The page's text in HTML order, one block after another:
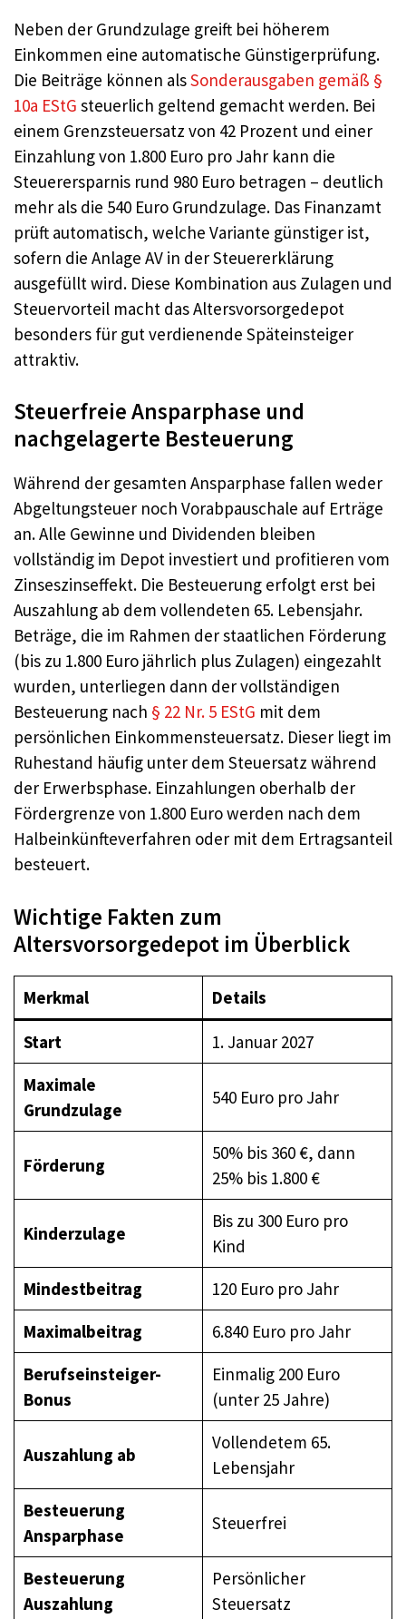
Neben der Grundzulage greift bei höherem
Einkommen eine automatische Günstigerprüfung.
Die Beiträge können alsSonderausgaben gemäß §
10a EStG steuerlich geltend gemacht werden. Bei
einem Grenzsteuersatz von 42 Prozent und einer
Einzahlung von 1.800 Euro pro Jahr kann die
Steuerersparnis rund 980 Euro betragen – deutlich
mehr als die 540 Euro Grundzulage. Das Finanzamt
prüft automatisch, welche Variante günstiger ist,
sofern die Anlage AV in der Steuererklärung
ausgefüllt wird. Diese Kombination aus Zulagen und
Steuervorteil macht das Altersvorsorgedepot
besonders für gut verdienende Späteinsteiger
attraktiv.
Steuerfreie Ansparphase und
nachgelagerte Besteuerung
Während der gesamten Ansparphase fallen weder
Abgeltungsteuer noch Vorabpauschale auf Erträge
an. Alle Gewinne und Dividenden bleiben
vollständig im Depot investiert und profitieren vom
Zinseszinseffekt. Die Besteuerung erfolgt erst bei
Auszahlung ab dem vollendeten 65. Lebensjahr.
Beträge, die im Rahmen der staatlichen Förderung
(bis zu 1.800 Euro jährlich plus Zulagen) eingezahlt
wurden, unterliegen dann der vollständigen
Besteuerung nach § 22 Nr. 5 EStG mit dem
persönlichen Einkommensteuersatz. Dieser liegt im
Ruhestand häufig unter dem Steuersatz während
der Erwerbsphase. Einzahlungen oberhalb der
Fördergrenze von 1.800 Euro werden nach dem
Halbeinkünfteverfahren oder mit dem Ertragsanteil
besteuert.
Wichtige Fakten zum
Altersvorsorgedepot im Überblick
Merkmal Details
Start
1. Januar 2027
Maximale
Grundzulage
540 Euro pro Jahr
Förderung
50% bis 360 €, dann
25% bis 1.800 €
Kinderzulage
Bis zu 300 Euro pro
Kind
Mindestbeitrag
120 Euro pro Jahr
Maximalbeitrag
6.840 Euro pro Jahr
Berufseinsteiger-
Bonus
Einmalig 200 Euro
(unter 25 Jahre)
Auszahlung ab
Vollendetem 65.
Lebensjahr
Besteuerung
Ansparphase
Steuerfrei
Besteuerung
Auszahlung
Persönlicher
Steuersatz